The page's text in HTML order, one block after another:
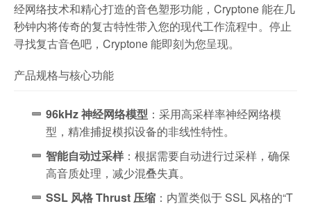
经网络技术和精心打造的音色塑形功能，Cryptone 能在几
秒钟内将传奇的复古特性带入您的现代工作流程中。停止
寻找复古音色吧，Cryptone 能即刻为您呈现。
产品规格与核心功能
96kHz 神经网络模型 ：采用高采样率神经网络模
型，精准捕捉模拟设备的非线性特性。
智能自动过采样 ：根据需要自动进行过采样，确保
高音质处理，减少混叠失真。
SSL 风格 Thrust 压缩 ：内置类似于 SSL 风格的“T